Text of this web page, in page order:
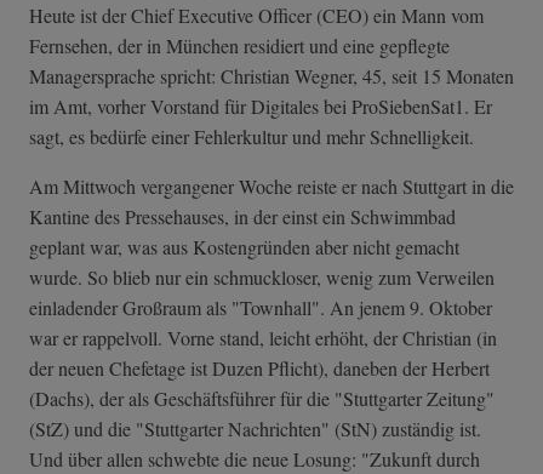
Heute ist der Chief Executive Officer (CEO) ein Mann vom
Fernsehen, der in München residiert und eine gepflegte
Managersprache spricht: Christian Wegner, 45, seit 15 Monaten
im Amt, vorher Vorstand für Digitales bei ProSiebenSat1. Er
sagt, es bedürfe einer Fehlerkultur und mehr Schnelligkeit.
Am Mittwoch vergangener Woche reiste er nach Stuttgart in die
Kantine des Pressehauses, in der einst ein Schwimmbad
geplant war, was aus Kostengründen aber nicht gemacht
wurde. So blieb nur ein schmuckloser, wenig zum Verweilen
einladender Großraum als "Townhall". An jenem 9. Oktober
war er rappelvoll. Vorne stand, leicht erhöht, der Christian (in
der neuen Chefetage ist Duzen Pflicht), daneben der Herbert
(Dachs), der als Geschäftsführer für die "Stuttgarter Zeitung"
(StZ) und die "Stuttgarter Nachrichten" (StN) zuständig ist.
Und über allen schwebte die neue Losung: "Zukunft durch